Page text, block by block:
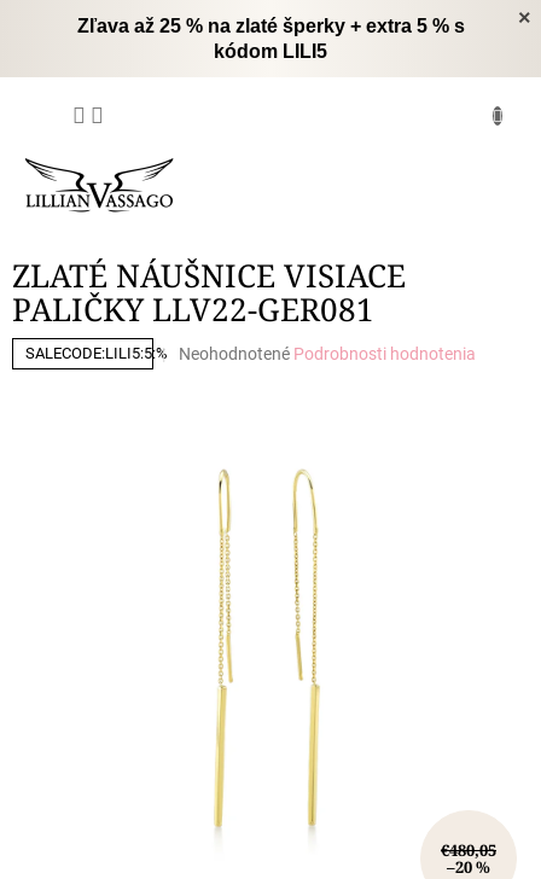
×
Zľava až 25 % na zlaté šperky + extra 5 % s
kódom LILI5
ZLATÉ NÁUŠNICE VISIACE
PALIČKY LLV22-GER081
SALECODE:LILI5:5:%
Priemerné
hviezdičiek.
Neohodnotené Podrobnosti hodnotenia
€480,05
–20 %